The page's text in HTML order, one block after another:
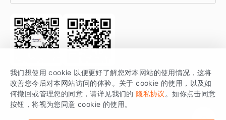
开发者文档
SDK 文档
场景指南
行业活动
关注公众号 获取更多干货
GrowingIO 是专注于数据智能分析与增长的品牌，核心平台为 GrowingIO
分析云。
我们想使用 cookie 以便更好了解您对本网站的使用情况，这将
改善您今后对本网站访问的体验。关于 cookie 的使用，以及如
何撤回或管理您的同意，请详见我们的 隐私协议 。如你点击同意
按钮，将视为您同意 cookie 的使用。